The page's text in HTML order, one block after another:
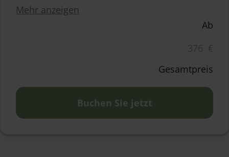
Panoramafenster,
Schlafraum mit Doppelbett
je 80x200 cm, Wickeltisch und
Gitterbett, großzügigeSonnenterrasse28 m²,
davon 13 m² beschattet, Gartenmöbel und
Liegestühle
Mehr anzeigen
Ab
376 €
Gesamtpreis
Buchen Sie jetzt